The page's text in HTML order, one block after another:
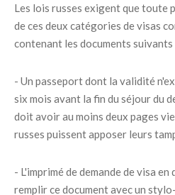
Les lois russes exigent que toute
de ces deux catégories de visas
contenant les documents suivants
- Un passeport dont la validité
six mois avant la fin du séjour du
doit avoir au moins deux pages
russes puissent apposer leurs
- L'imprimé de demande de visa
remplir ce document avec un